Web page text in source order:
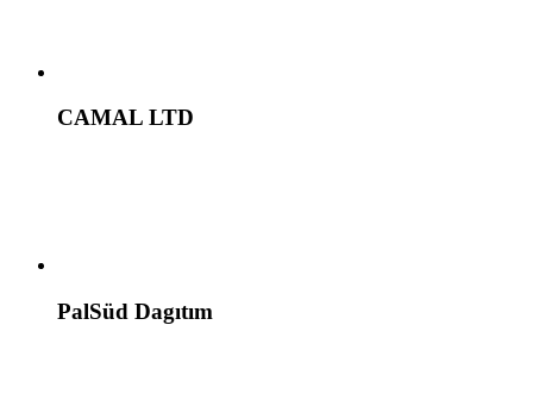
CAMAL LTD
PalSüd Dagıtım